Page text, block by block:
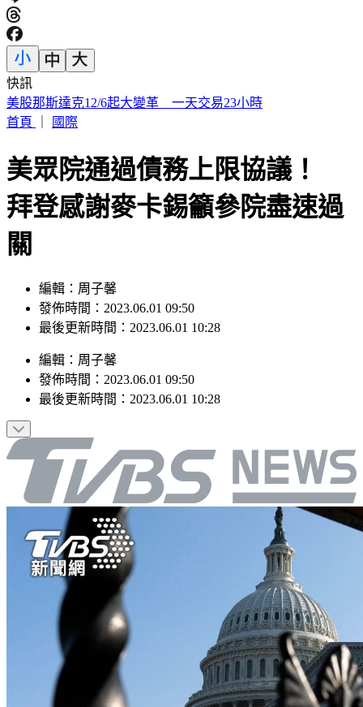
快訊
幼兒園工地不慎活埋雇主 新竹挖土機司機賠247萬獲緩刑
首頁
國際
美眾院通過債務上限協議！
拜登感謝麥卡錫籲參院盡速過
關
編輯：周子馨
發佈時間：2023.06.01 09:50
最後更新時間：2023.06.01 10:28
編輯 ： 周子馨
發佈時間： 2023.06.01 09:50
最後更新時間： 2023.06.01 10:28